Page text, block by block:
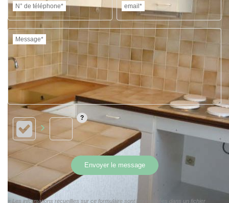
N° de téléphone* email*
Message*
Envoyer le message
« Les informations recueillies sur ce formulaire sont enregistrées dans un fichier